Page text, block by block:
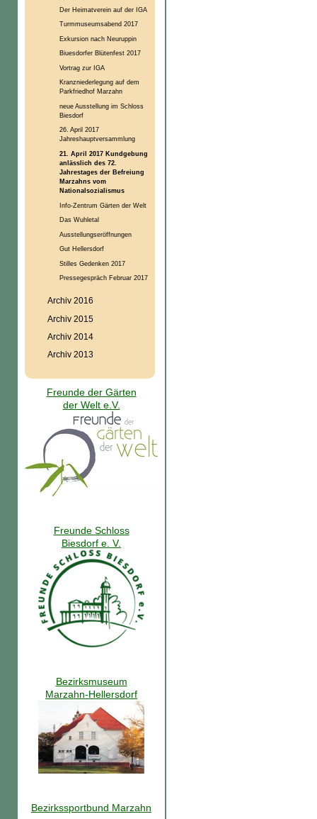
Der Heimatverein auf der IGA
Turmmuseumsabend 2017
Exkursion nach Neuruppin
Biuesdorfer Blütenfest 2017
Vortrag zur IGA
Kranzniederlegung auf dem
Parkfriedhof Marzahn
neue Ausstellung im Schloss
Biesdorf
26. April 2017
Jahreshauptversammlung
21. April 2017 Kundgebung
anlässlich des 72.
Jahrestages der Befreiung
Marzahns vom
Nationalsozialismus
Info-Zentrum Gärten der Welt
Das Wuhletal
Ausstellungseröffnungen
Gut Hellersdorf
Stilles Gedenken 2017
Pressegespräch Februar 2017
Archiv 2016
Archiv 2015
Archiv 2014
Archiv 2013
Freunde der Gärten
der Welt e.V.
Freunde Schloss
Biesdorf e. V.
Bezirksmuseum
Marzahn-Hellersdorf
Bezirkssportbund Marzahn